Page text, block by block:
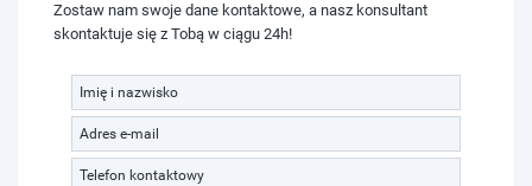
Zostaw nam swoje dane kontaktowe, a nasz konsultant
skontaktuje się z Tobą w ciągu 24h!